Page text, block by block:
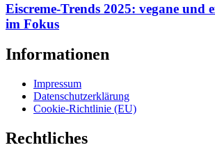
Eiscreme-Trends 2025: vegane und
im Fokus
Informationen
Impressum
Datenschutzerklärung
Cookie-Richtlinie (EU)
Rechtliches